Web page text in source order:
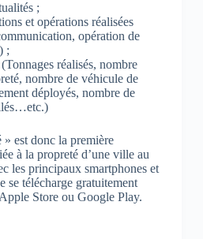
;
et opérations réalisées
opération de
;
réalisés, nombre
nombre de véhicule de
déployés, nombre de
est donc la première
à la propreté d’une ville au
les principaux smartphones et
se télécharge gratuitement
Store ou Google Play.